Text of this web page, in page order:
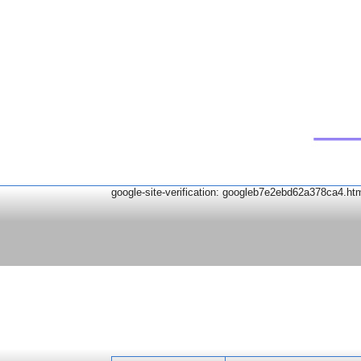
google-site-verification: